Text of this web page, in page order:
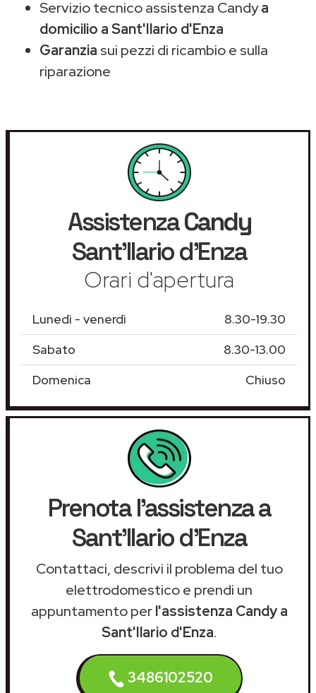
Servizio tecnico assistenza Candya
domicilio a Sant'Ilario d'Enza
Garanzia sui pezzi di ricambio e sulla
riparazione
AssistenzaCandy
Sant'Ilario d'Enza
Orari d'apertura
Lunedì - venerdì
8.30-19.30
Sabato
8.30-13.00
Domenica
Chiuso
Prenota l'assistenza a
Sant'Ilario d'Enza
Contattaci, descrivi il problema del tuo
elettrodomestico e prendi un
appuntamento perl'assistenza Candy a
Sant'Ilario d'Enza.
3486102520